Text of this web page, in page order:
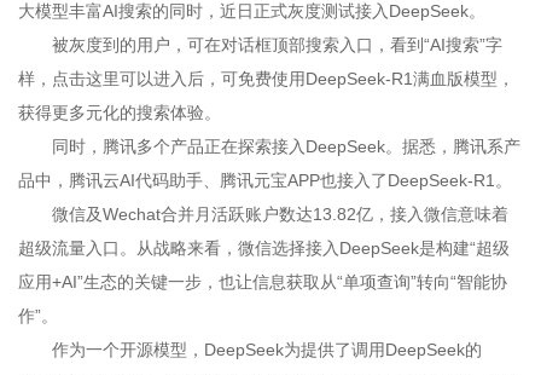
大模型丰富AI搜索的同时，近日正式灰度测试接入DeepSeek。
被灰度到的用户，可在对话框顶部搜索入口，看到“AI搜索”字
样，点击这里可以进入后，可免费使用DeepSeek-R1满血版模型，
获得更多元化的搜索体验。
同时，腾讯多个产品正在探索接入DeepSeek。据悉，腾讯系产
品中，腾讯云AI代码助手、腾讯元宝APP也接入了DeepSeek-R1。
微信及Wechat合并月活跃账户数达13.82亿，接入微信意味着
超级流量入口。从战略来看，微信选择接入DeepSeek是构建“超级
应用+AI”生态的关键一步，也让信息获取从“单项查询”转向“智能协
作”。
作为一个开源模型，DeepSeek为提供了调用DeepSeek的